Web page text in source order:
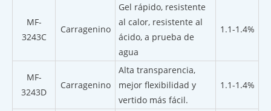
MF-
3243C
Carragenino
Gel rápido, resistente
al calor, resistente al
ácido, a prueba de
agua
1.1-1.4%
MF-
3243D
Carragenino
Alta transparencia,
mejor flexibilidad y
vertido más fácil.
1.1-1.4%